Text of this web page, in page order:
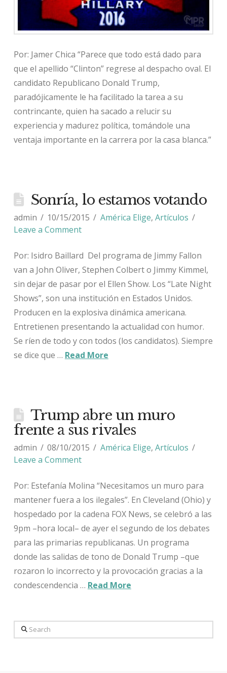
Por: Jamer Chica “Parece que todo está dado para
que el apellido “Clinton” regrese al despacho oval. El
candidato Republicano Donald Trump,
paradójicamente le ha facilitado la tarea a su
contrincante, quien ha sacado a relucir su
experiencia y madurez política, tomándole una
ventaja importante en la carrera por la casa blanca.”
Sonría, lo estamos votando
admin 10/15/2015 América Elige, Artículos
Leave a Comment
Por: Isidro Baillard Del programa de Jimmy Fallon
van a John Oliver, Stephen Colbert o Jimmy Kimmel,
sin dejar de pasar por el Ellen Show. Los “Late Night
Shows”, son una institución en Estados Unidos.
Producen en la explosiva dinámica americana.
Entretienen presentando la actualidad con humor.
Se ríen de todo y con todos (los candidatos). Siempre
se dice que … Read More
Trump abre un muro
frente a sus rivales
admin 08/10/2015 América Elige, Artículos
Leave a Comment
Por: Estefanía Molina “Necesitamos un muro para
mantener fuera a los ilegales”. En Cleveland (Ohio) y
hospedado por la cadena FOX News, se celebró a las
9pm –hora local– de ayer el segundo de los debates
para las primarias republicanas. Un programa
donde las salidas de tono de Donald Trump –que
rozaron lo incorrecto y la provocación gracias a la
condescendencia … Read More
Search